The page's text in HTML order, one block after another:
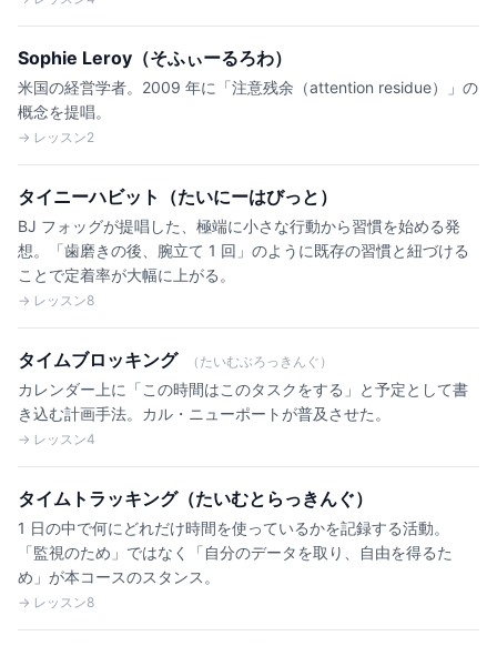
Sophie Leroy（そふぃーるろわ）
米国の経営学者。2009 年に「注意残余（attention residue）」の
概念を提唱。
→ レッスン2
タイニーハビット（たいにーはびっと）
BJ フォッグが提唱した、極端に小さな行動から習慣を始める発
想。「歯磨きの後、腕立て 1 回」のように既存の習慣と紐づける
ことで定着率が大幅に上がる。
→ レッスン8
タイムブロッキング （たいむぶろっきんぐ）
カレンダー上に「この時間はこのタスクをする」と予定として書
き込む計画手法。カル・ニューポートが普及させた。
→ レッスン4
タイムトラッキング（たいむとらっきんぐ）
1 日の中で何にどれだけ時間を使っているかを記録する活動。
「監視のため」ではなく「自分のデータを取り、自由を得るた
め」が本コースのスタンス。
→ レッスン8